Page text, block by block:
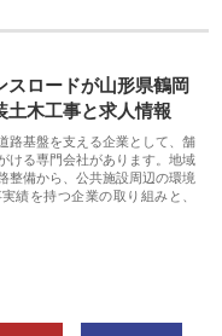
スロードが山形県鶴岡
土木工事と求人情報
路基盤を支える企業として、舗
ける専門会社があります。地域
整備から、公共施設周辺の環境
績を持つ企業の取り組みと、